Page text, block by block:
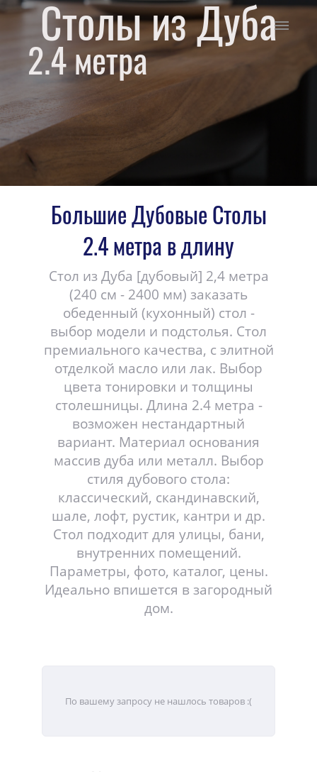
Столы из Дуба
2.4 метра
Большие Дубовые Столы
2.4 метра в длину
Стол из Дуба [дубовый] 2,4 метра
(240 см - 2400 мм) заказать
обеденный (кухонный) стол -
выбор модели и подстолья. Стол
премиального качества, с элитной
отделкой масло или лак. Выбор
цвета тонировки и толщины
столешницы. Длина 2.4 метра -
возможен нестандартный
вариант. Материал основания
массив дуба или металл. Выбор
стиля дубового стола:
классический, скандинавский,
шале, лофт, рустик, кантри и др.
Стол подходит для улицы, бани,
внутренних помещений.
Параметры, фото, каталог, цены.
Идеально впишется в загородный
дом.
По вашему запросу не нашлось товаров :(